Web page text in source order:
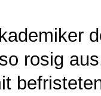
rosig